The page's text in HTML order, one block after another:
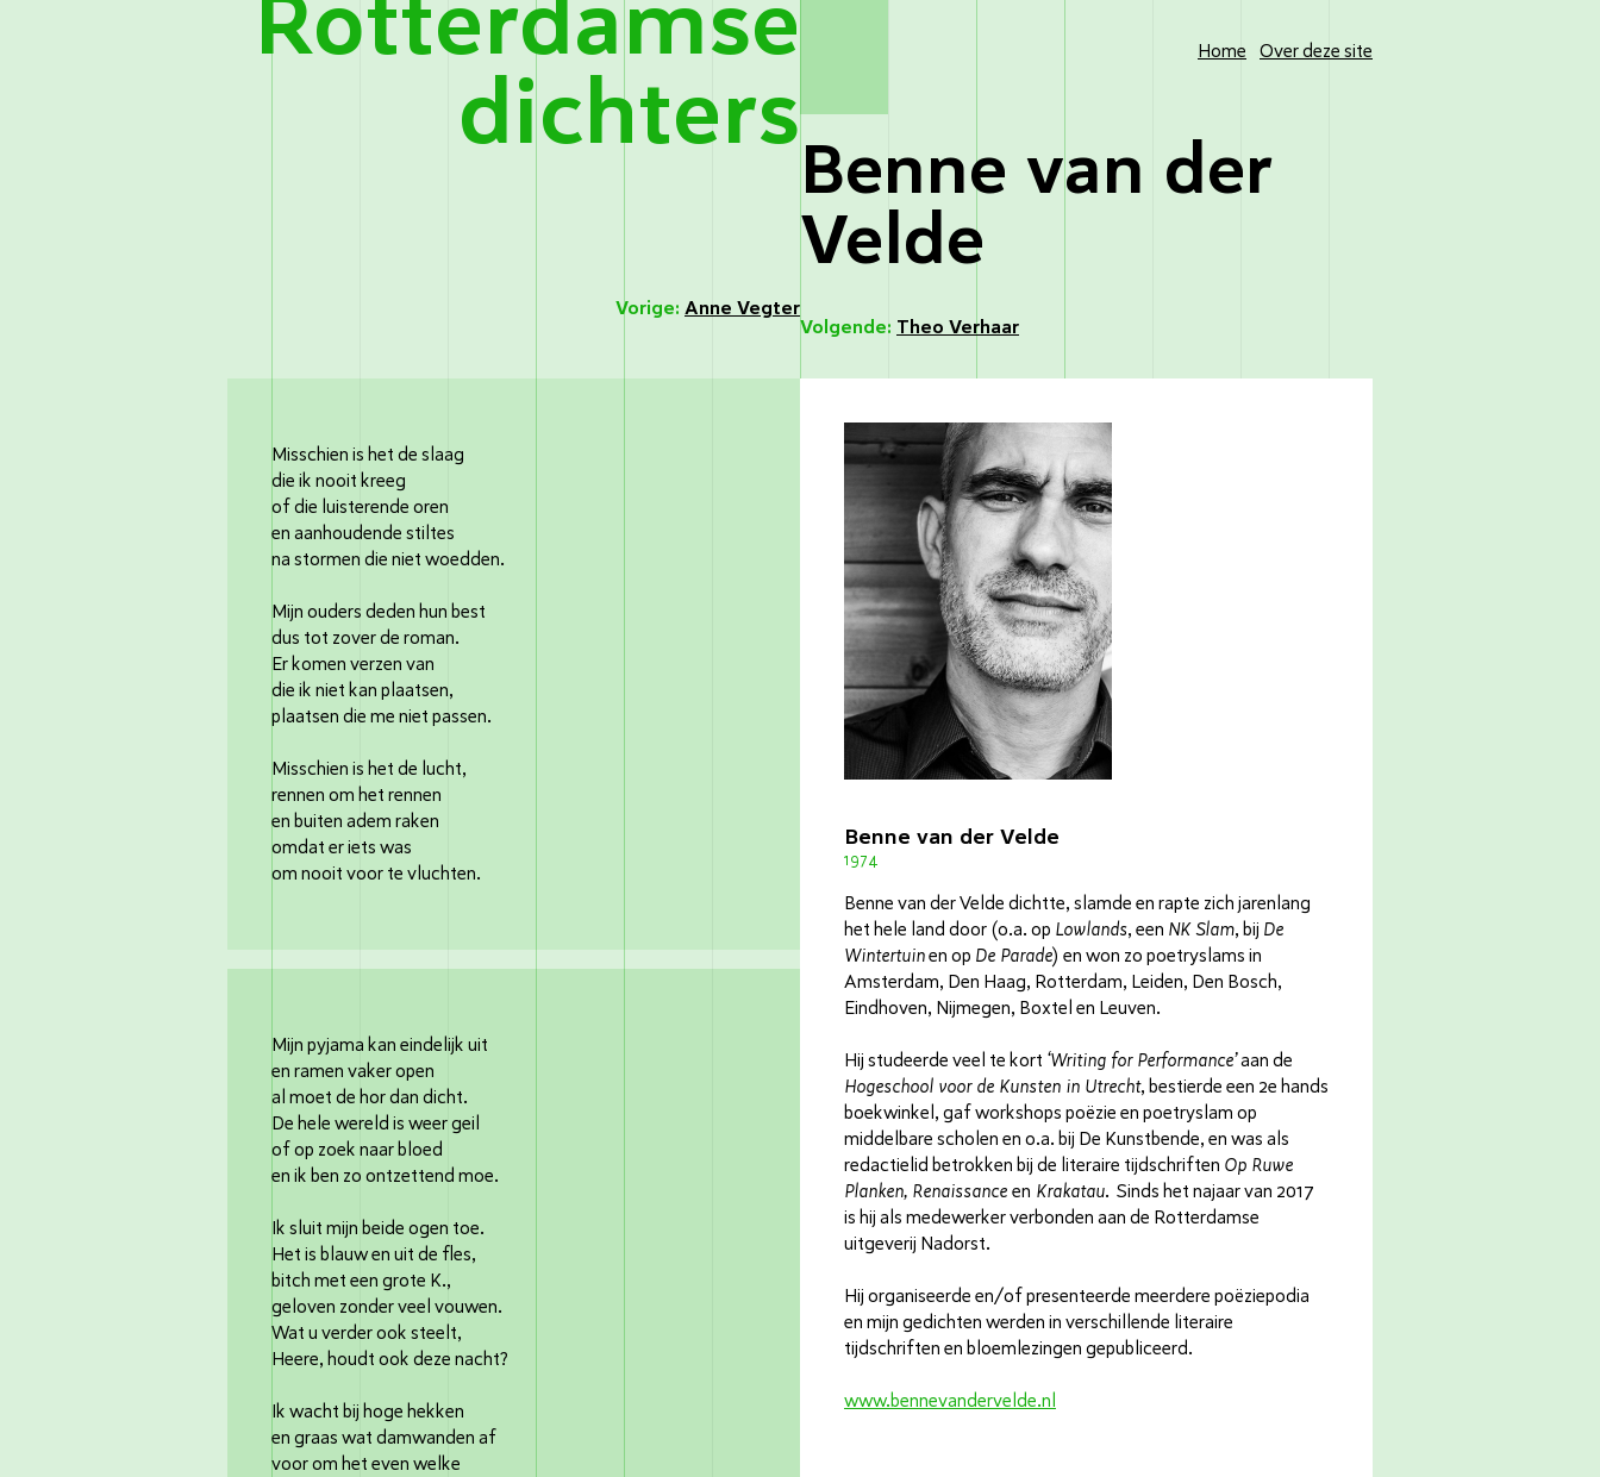
Rotterdamse
dichters
Home Over deze site
Benne van der
Velde
Vorige: Anne Vegter
Volgende: Theo Verhaar
Benne van der Velde
1974
Benne van der Velde dichtte, slamde en rapte zich jarenlang
het hele land door (o.a. op Lowlands, een NK Slam, bij De
Wintertuinen op De Parade) en won zo poetryslams in
Amsterdam, Den Haag, Rotterdam, Leiden, Den Bosch,
Eindhoven, Nijmegen, Boxtel en Leuven.
Hij studeerde veel te kort ‘Writing for Performance’aan de
Hogeschool voor de Kunsten in Utrecht, bestierde een 2e hands
boekwinkel, gaf workshops poëzie en poetryslam op
middelbare scholen en o.a. bij De Kunstbende, en was als
redactielid betrokken bij de literaire tijdschriften Op Ruwe
Planken, Renaissance en Krakatau. Sinds het najaar van 2017
is hij als medewerker verbonden aan de Rotterdamse
uitgeverij Nadorst.
Hij organiseerde en/of presenteerde meerdere poëziepodia
en mijn gedichten werden in verschillende literaire
tijdschriften en bloemlezingen gepubliceerd.
www.bennevandervelde.nl
Misschien is het de slaag
die ik nooit kreeg
of die luisterende oren
en aanhoudende stiltes
na stormen die niet woedden.
Mijn ouders deden hun best
dus tot zover de roman.
Er komen verzen van
die ik niet kan plaatsen,
plaatsen die me niet passen.
Misschien is het de lucht,
rennen om het rennen
en buiten adem raken
omdat er iets was
om nooit voor te vluchten.
Mijn pyjama kan eindelijk uit
en ramen vaker open
al moet de hor dan dicht.
De hele wereld is weer geil
of op zoek naar bloed
en ik ben zo ontzettend moe.
Ik sluit mijn beide ogen toe.
Het is blauw en uit de fles,
bitch met een grote K.,
geloven zonder veel vouwen.
Wat u verder ook steelt,
Heere, houdt ook deze nacht?
Ik wacht bij hoge hekken
en graas wat damwanden af
voor om het even welke